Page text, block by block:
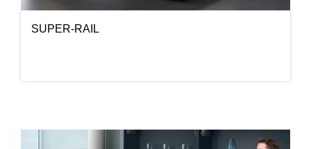
SUPER-RAIL